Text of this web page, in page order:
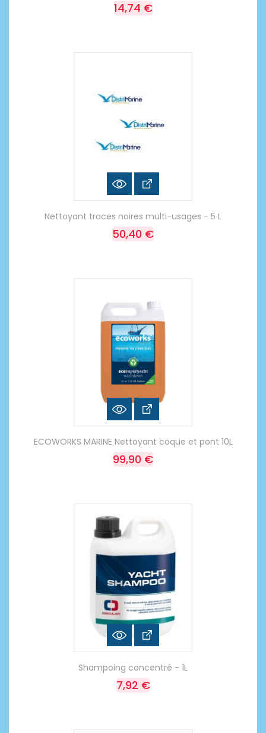
14,74 €
Nettoyant traces noires multi-usages - 5 L
50,40 €
ECOWORKS MARINE Nettoyant coque et pont 10L
99,90 €
Shampoing concentré - 1L
7,92 €